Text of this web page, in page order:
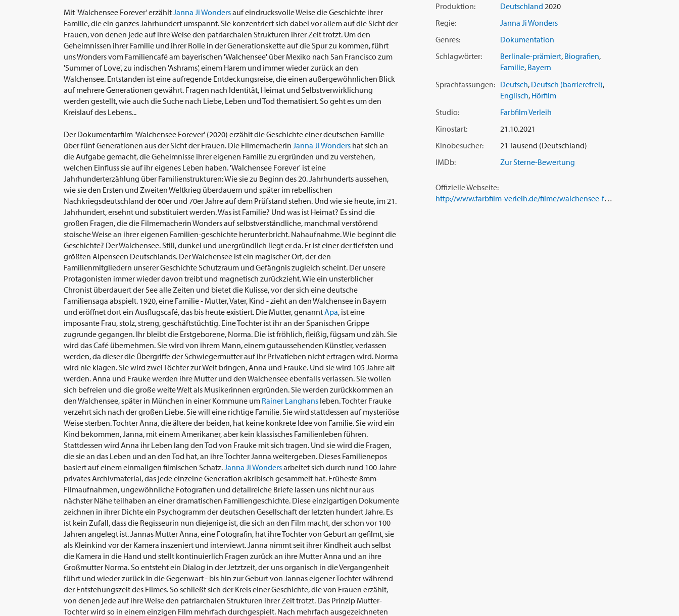
Mit 'Walchensee Forever' erzählt Janna Ji Wondersauf eindrucksvolle Weise die Geschichte ihrer
Familie, die ein ganzes Jahrhundert umspannt. Sie konzentriert sich dabei vor allem auf die Sicht der
Frauen, von denen jede auf ihre Weise den patriarchalen Strukturen ihrer Zeit trotzt. Um den
Geheimnissen ihrer Familie und ihrer Rolle in der Generationskette auf die Spur zu kommen, führt
uns Wonders vom Familiencafé am bayerischen 'Walchensee' über Mexiko nach San Francisco zum
'Summer of Love', zu indischen 'Ashrams', einem Harem und immer wieder zurück an den
Walchensee. Entstanden ist eine aufregende Entdeckungsreise, die einen außergewöhnlichen Blick
auf mehrere Generationen gewährt. Fragen nach Identität, Heimat und Selbstverwirklichung
werden gestellt, wie auch die Suche nach Liebe, Leben und Tod thematisiert. So geht es um den
Kreislauf des Lebens...
Der Dokumentarfilm 'Walchensee Forever' (2020) erzählt die Geschichte einer deutschen Familie
über fünf Generationen aus der Sicht der Frauen. Die Filmemacherin Janna Ji Wonders hat sich an
die Aufgabe gemacht, die Geheimnisse ihrer eigenen Familie zu ergründen und zu verstehen,
welchen Einfluss sie auf ihr eigenes Leben haben. 'Walchensee Forever' ist eine
Jahrhunderterzählung über Familienstrukturen: Wie sie zu Beginn des 20. Jahrhunderts aussehen,
wie sie den Ersten und Zweiten Weltkrieg überdauern und später im rebellischen
Nachkriegsdeutschland der 60er und 70er Jahre auf dem Prüfstand stehen. Und wie sie heute, im 21.
Jahrhundert, ersehnt und substituiert werden. Was ist Familie? Und was ist Heimat? Es sind die
großen Fragen, die die Filmemacherin Wonders auf selbstverständliche, manchmal verstörend
stoische Weise an ihrer eigenen Familien-geschichte herunterbricht. Nahaufnahme. Wie beginnt die
Geschichte? Der Walchensee. Still, dunkel und unergründlich liegt er da. Er ist einer der tiefsten und
größten Alpenseen Deutschlands. Der Walchensee ist ein magischer Ort, der den
Familienmitgliedern unserer Geschichte Schutzraum und Gefängnis zugleich scheint. Der unsere
Protagonisten immer wieder davon treibt und magnetisch zurückzieht. Wie ein unsterblicher
Chronist überdauert der See alle Zeiten und bietet die Kulisse, vor der sich eine deutsche
Familiensaga abspielt. 1920, eine Familie - Mutter, Vater, Kind - zieht an den Walchensee in Bayern
und eröffnet dort ein Ausflugscafé, das bis heute existiert. Die Mutter, genanntApa, ist eine
imposante Frau, stolz, streng, geschäftstüchtig. Eine Tochter ist ihr an der Spanischen Grippe
zugrunde gegangen. Ihr bleibt die Erstgeborene, Norma. Die ist fröhlich, fleißig, fügsam und zäh. Sie
wird das Café übernehmen. Sie wird von ihrem Mann, einem gutaussehenden Künstler, verlassen
werden, da dieser die Übergriffe der Schwiegermutter auf ihr Privatleben nicht ertragen wird. Norma
wird nie klagen. Sie wird zwei Töchter zur Welt bringen, Anna und Frauke. Und sie wird 105 Jahre alt
werden. Anna und Frauke werden ihre Mutter und den Walchensee ebenfalls verlassen. Sie wollen
sich befreien und die große weite Welt als Musikerinnen ergründen. Sie werden zurückkommen an
den Walchensee, später in München in einer Kommune um Rainer Langhans leben. Tochter Frauke
verzehrt sich nach der großen Liebe. Sie will eine richtige Familie. Sie wird stattdessen auf mysteriöse
Weise sterben. Tochter Anna, die ältere der beiden, hat keine konkrete Idee von Familie. Sie wird ein
Kind bekommen, Janna, mit einem Amerikaner, aber kein klassisches Familienleben führen.
Stattdessen wird Anna ihr Leben lang den Tod von Frauke mit sich tragen. Und sie wird die Fragen,
die sie an das Leben und an den Tod hat, an ihre Tochter Janna weitergeben. Dieses Familienepos
basiert auf einem einmaligen filmischen Schatz. Janna Ji Wondersarbeitet sich durch rund 100 Jahre
privates Archivmaterial, das jede einzelne Generation akribisch gesammelt hat. Früheste 8mm-
Filmaufnahmen, ungewöhnliche Fotografien und detailreiche Briefe lassen uns nicht nur aus
nächster Nähe teilhaben an einer dramatischen Familiengeschichte. Diese einzigartigen Dokumente
zeichnen in ihrer Dichte ein Psychogramm der deutschen Gesellschaft der letzten hundert Jahre. Es
ist kein Zufall, dass die Regisseurin nun diejenige ist, die sich an den Film macht, der schon vor 100
Jahren angelegt ist. Jannas Mutter Anna, eine Fotografin, hat ihre Tochter von Geburt an gefilmt, sie
als Kleinkind vor der Kamera inszeniert und interviewt. Janna nimmt seit ihrer Kindheit auch selbst
die Kamera in die Hand und stellt kontinuierlich Fragen zurück an ihre Mutter Anna und an ihre
Großmutter Norma. So entsteht ein Dialog in der Jetztzeit, der uns organisch in die Vergangenheit
führt und wieder zurück in die Gegenwart - bis hin zur Geburt von Jannas eigener Tochter während
der Entstehungszeit des Filmes. So schließt sich der Kreis einer Geschichte, die von Frauen erzählt,
von denen jede auf ihre Weise den patriarchalen Strukturen ihrer Zeit trotzt. Das Prinzip Mutter-
Tochter wird so in einem einzigen Film mehrfach durchgespielt. Nach mehrfach ausgezeichneten
Produktion:
Deutschland 2020
Regie:
Janna Ji Wonders
Genres:
Dokumentation
Schlagwörter:
Berlinale-prämiert, Biografien,
Familie, Bayern
Sprachfassungen: Deutsch, Deutsch (barrierefrei),
Englisch, Hörfilm
Studio:
Farbfilm Verleih
Kinostart:
21.10.2021
Kinobesucher:
21 Tausend (Deutschland)
IMDb:
Zur Sterne-Bewertung
Offizielle Webseite:
http://www.farbfilm-verleih.de/filme/walchensee-forever/